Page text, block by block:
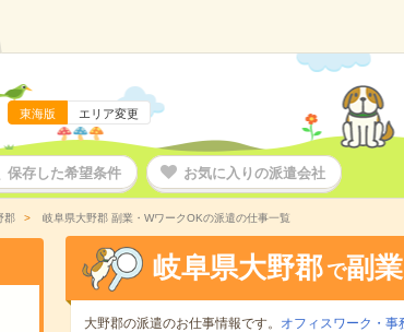
東海版 エリア変更
保存した希望条件 お気に入りの派遣会社
郡 岐阜県大野郡 副業・WワークOKの派遣の仕事一覧
岐阜県大野郡 で副
大野郡の派遣のお仕事情報です。 オフィスワーク・事